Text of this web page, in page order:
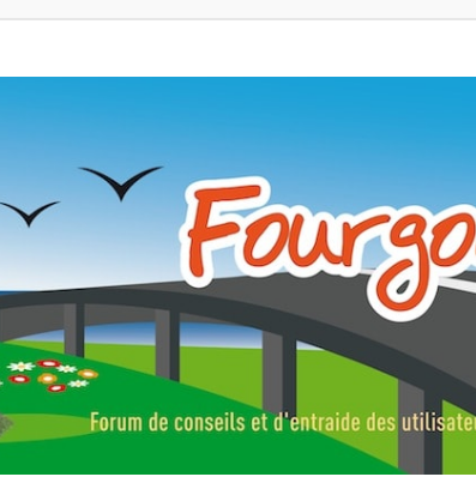
fourgons aménagés, vans et de camping-car. Partagez